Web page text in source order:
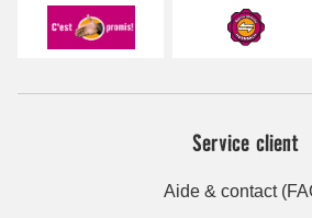
Service client
Aide & contact